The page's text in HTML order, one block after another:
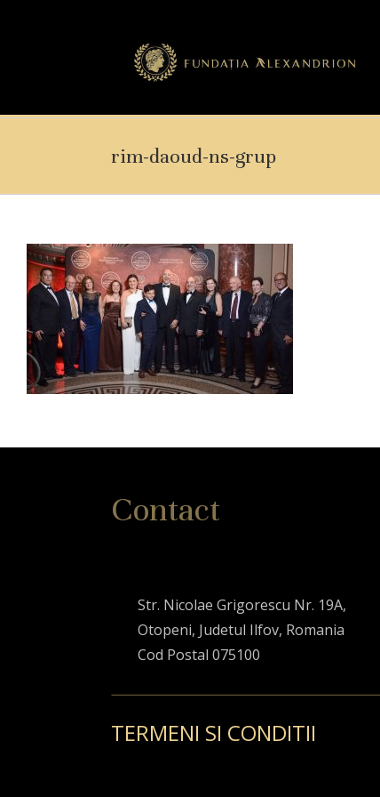
rim-daoud-ns-grup
Contact
Str. Nicolae Grigorescu Nr. 19A,
Otopeni, Judetul Ilfov, Romania
Cod Postal 075100
TERMENI SI CONDITII